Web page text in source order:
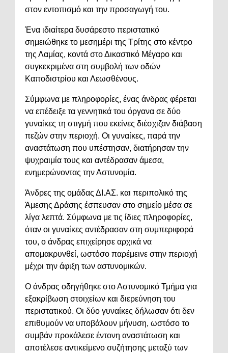
στον εντοπισμό και την προσαγωγή του.
Ένα ιδιαίτερα δυσάρεστο περιστατικό
σημειώθηκε το μεσημέρι της Τρίτης στο κέντρο
της Λαμίας, κοντά στο Δικαστικό Μέγαρο και
συγκεκριμένα στη συμβολή των οδών
Καποδιστρίου και Λεωσθένους.
Σύμφωνα με πληροφορίες, ένας άνδρας φέρεται
να επέδειξε τα γεννητικά του όργανα σε δύο
γυναίκες τη στιγμή που εκείνες διέσχιζαν διάβαση
πεζών στην περιοχή. Οι γυναίκες, παρά την
αναστάτωση που υπέστησαν, διατήρησαν την
ψυχραιμία τους και αντέδρασαν άμεσα,
ενημερώνοντας την Αστυνομία.
Άνδρες της ομάδας ΔΙ.ΑΣ. και περιπολικό της
Άμεσης Δράσης έσπευσαν στο σημείο μέσα σε
λίγα λεπτά. Σύμφωνα με τις ίδιες πληροφορίες,
όταν οι γυναίκες αντέδρασαν στη συμπεριφορά
του, ο άνδρας επιχείρησε αρχικά να
απομακρυνθεί, ωστόσο παρέμεινε στην περιοχή
μέχρι την άφιξη των αστυνομικών.
Ο άνδρας οδηγήθηκε στο Αστυνομικό Τμήμα για
εξακρίβωση στοιχείων και διερεύνηση του
περιστατικού. Οι δύο γυναίκες δήλωσαν ότι δεν
επιθυμούν να υποβάλουν μήνυση, ωστόσο το
συμβάν προκάλεσε έντονη αναστάτωση και
αποτέλεσε αντικείμενο συζήτησης μεταξύ των